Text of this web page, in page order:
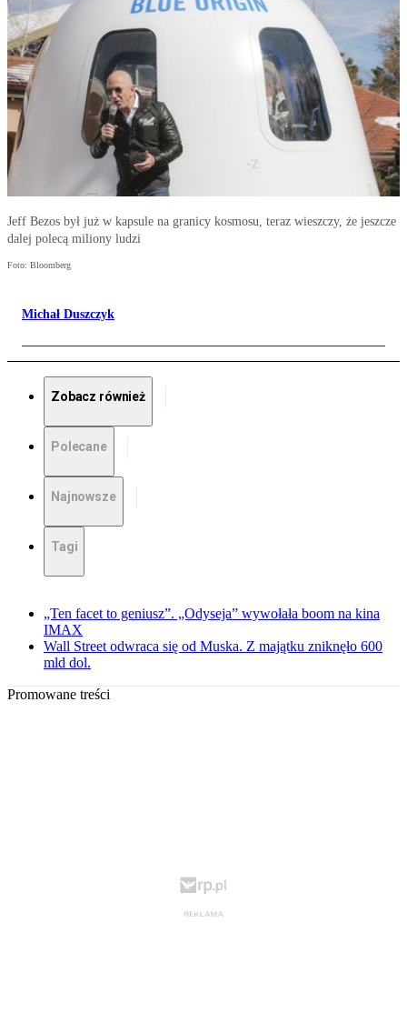
Jeff Bezos był już w kapsule na granicy kosmosu, teraz wieszczy, że jeszcze
dalej polecą miliony ludzi
Foto: Bloomberg
Michał Duszczyk
Zobacz również
Polecane
Najnowsze
Tagi
„Ten facet to geniusz”. „Odyseja” wywołała boom na kina
IMAX
Wall Street odwraca się od Muska. Z majątku zniknęło 600
mld dol.
Promowane treści